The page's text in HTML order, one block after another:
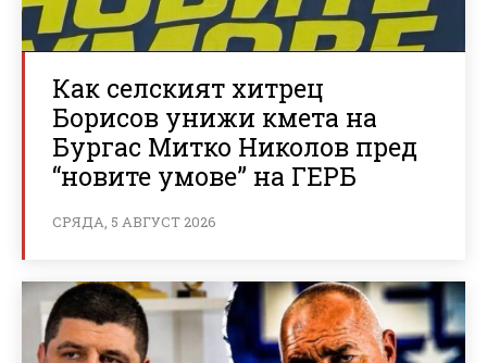
Как селският хитрец
Борисов унижи кмета на
Бургас Митко Николов пред
“новите умове” на ГЕРБ
СРЯДА, 5 АВГУСТ 2026